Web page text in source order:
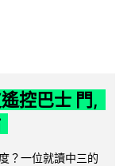
控巴士 門,
？一位就讀中三的